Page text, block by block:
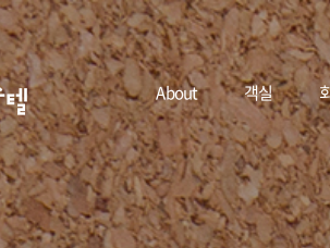
About 객실